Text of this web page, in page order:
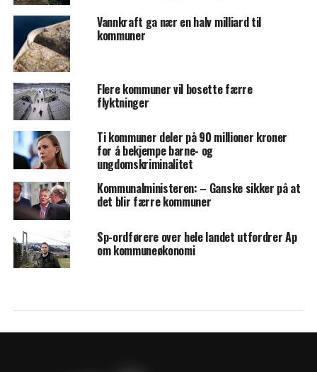
Vannkraft ga nær en halv milliard til
kommuner
Flere kommuner vil bosette færre
flyktninger
Ti kommuner deler på 90 millioner kroner
for å bekjempe barne- og
ungdomskriminalitet
Kommunalministeren: – Ganske sikker på at
det blir færre kommuner
Sp-ordførere over hele landet utfordrer Ap
om kommuneøkonomi